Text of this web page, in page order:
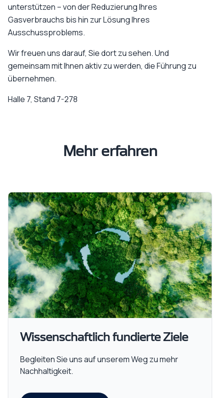
unterstützen – von der Reduzierung Ihres
Gasverbrauchs bis hin zur Lösung Ihres
Ausschussproblems.
Wir freuen uns darauf, Sie dort zu sehen. Und
gemeinsam mit Ihnen aktiv zu werden, die Führung zu
übernehmen.
Halle 7, Stand 7-278
Mehr erfahren
Wissenschaftlich fundierte Ziele
Begleiten Sie uns auf unserem Weg zu mehr
Nachhaltigkeit.